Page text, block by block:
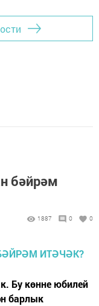
бәйрәм
1887 0 0
Бу көнне юбилей
барлык